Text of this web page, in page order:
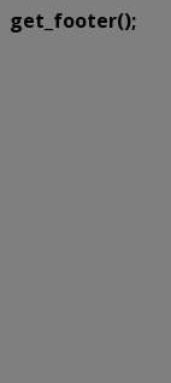
get_footer();